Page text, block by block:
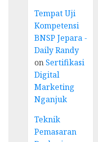
Tempat Uji
Kompetensi
BNSP Jepara -
Daily Randy
on Sertifikasi
Digital
Marketing
Nganjuk
Teknik
Pemasaran